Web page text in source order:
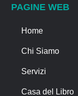
PAGINE WEB
Home
Chi Siamo
Servizi
Casa del Libro